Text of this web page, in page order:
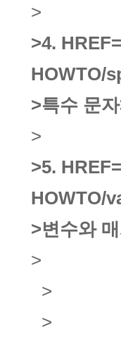
>
>4.
HOWTO/
>특수 문자
>
>5.
HOWTO/
>변수와
>
>
>